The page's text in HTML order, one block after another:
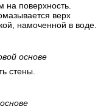
на поверхность.
верх
намоченной в воде.
основе
стены.